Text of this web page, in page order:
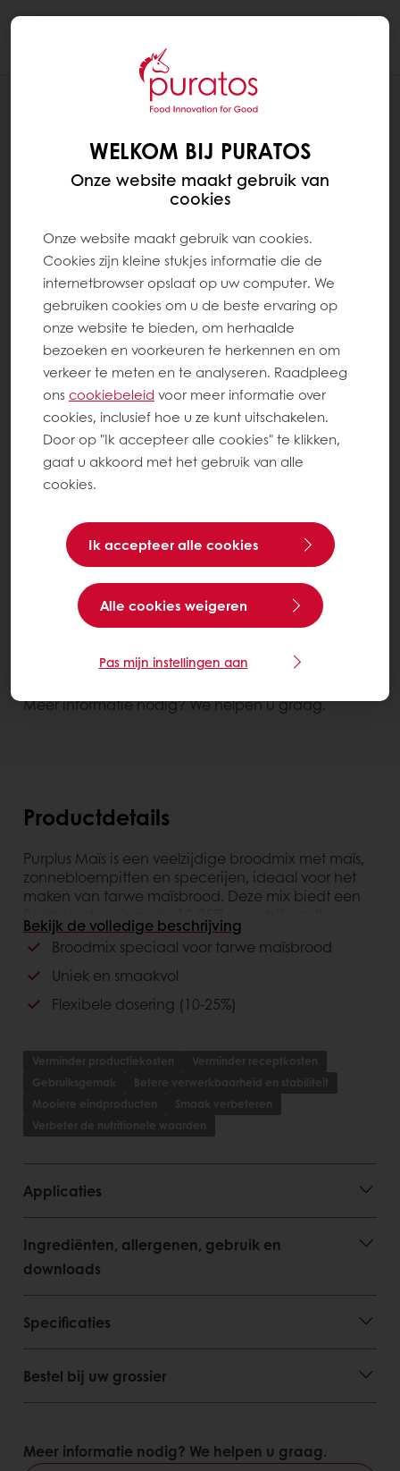
Verminder productiekosten Verminder receptkosten
Purplus Maïs
Contacteer ons
Meer informatie nodig? We helpen u graag.
Productdetails
Purplus Maïs is een veelzijdige broodmix met maïs,
zonnebloempitten en specerijen, ideaal voor het
maken van tarwe maïsbrood. Deze mix biedt een
bakkerszout en broodverbetermiddel kunt
toevoegen. Perfect voor bakkers die op zoek zijn
naar een unieke en smaakvolle broodmix.
Bekijk de volledige beschrijving
Broodmix speciaal voor tarwe maïsbrood
Uniek en smaakvol
Flexibele dosering (10-25%)
Verminder productiekosten
Verminder receptkosten
Gebruiksgemak
Betere verwerkbaarheid en stabiliteit
Mooiere eindproducten
Smaak verbeteren
Verbeter de nutritionele waarden
Applicaties
Ingrediënten, allergenen, gebruik en
downloads
Specificaties
Bestel bij uw grossier
Meer informatie nodig? We helpen u graag.
WELKOM BIJ PURATOS
Onze website maakt gebruik van
cookies
Onze website maakt gebruik van cookies.
Cookies zijn kleine stukjes informatie die de
internetbrowser opslaat op uw computer. We
gebruiken cookies om u de beste ervaring op
onze website te bieden, om herhaalde
bezoeken en voorkeuren te herkennen en om
verkeer te meten en te analyseren. Raadpleeg
onscookiebeleid voor meer informatie over
cookies, inclusief hoe u ze kunt uitschakelen.
Door op "Ik accepteer alle cookies" te klikken,
gaat u akkoord met het gebruik van alle
cookies.
Ik accepteer alle cookies
Alle cookies weigeren
Pas mijn instellingen aan